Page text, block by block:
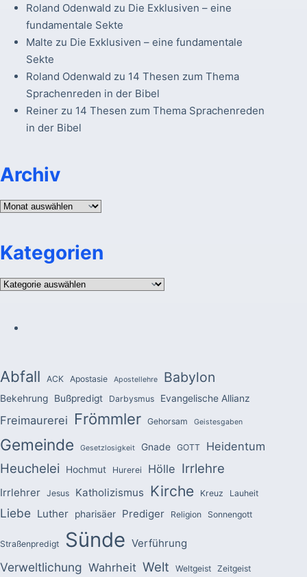
Roland Odenwald zu Die Exklusiven – eine
fundamentale Sekte
Malte zu Die Exklusiven – eine fundamentale
Sekte
Roland Odenwald zu 14 Thesen zum Thema
Sprachenreden in der Bibel
Reinerzu 14 Thesen zum Thema Sprachenreden
in der Bibel
Archiv
Archiv
Kategorien
Kategorien
Abfall ACK Apostasie Apostellehre Babylon
Bekehrung Bußpredigt Darbysmus Evangelische Allianz
Freimaurerei Frömmler Gehorsam Geistesgaben
Gemeinde Gesetzlosigkeit Gnade GOTT Heidentum
Heuchelei Hochmut Hurerei Hölle Irrlehre
Irrlehrer Jesus Katholizismus Kirche Kreuz Lauheit
Liebe Luther pharisäer Prediger Religion Sonnengott
Straßenpredigt Sünde Verführung
Verweltlichung Wahrheit Welt Weltgeist Zeitgeist